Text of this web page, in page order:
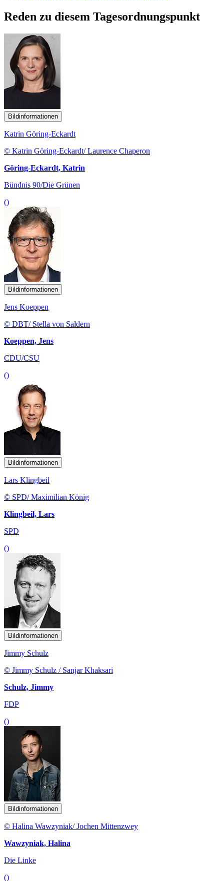
Reden zu diesem Tagesordnungspunkt
Bildinformationen
Katrin Göring-Eckardt
© Katrin Göring-Eckardt/ Laurence Chaperon
Göring-Eckardt, Katrin
Bündnis 90/Die Grünen
()
Bildinformationen
Jens Koeppen
© DBT/ Stella von Saldern
Koeppen, Jens
CDU/CSU
()
Bildinformationen
Lars Klingbeil
© SPD/ Maximilian König
Klingbeil, Lars
SPD
()
Bildinformationen
Jimmy Schulz
© Jimmy Schulz / Sanjar Khaksari
Schulz, Jimmy
FDP
()
Bildinformationen
© Halina Wawzyniak/ Jochen Mittenzwey
Wawzyniak, Halina
Die Linke
()